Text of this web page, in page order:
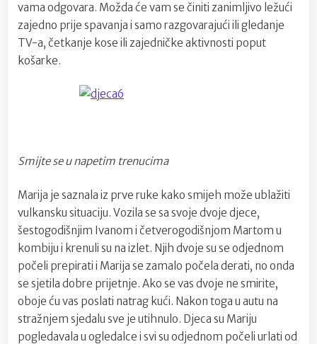
vama odgovara. Možda će vam se činiti zanimljivo ležući
zajedno prije spavanja i samo razgovarajući ili gledanje
TV-a, četkanje kose ili zajedničke aktivnosti poput
košarke.
Smijte se u napetim trenucima
Marija je saznala iz prve ruke kako smijeh može ublažiti
vulkansku situaciju. Vozila se sa svoje dvoje djece,
šestogodišnjim Ivanom i četverogodišnjom Martom u
kombiju i krenuli su na izlet. Njih dvoje su se odjednom
počeli prepirati i Marija se zamalo počela derati, no onda
se sjetila dobre prijetnje. Ako se vas dvoje ne smirite,
oboje ću vas poslati natrag kući. Nakon toga u autu na
stražnjem sjedalu sve je utihnulo. Djeca su Mariju
pogledavala u ogledalce i svi su odjednom počeli urlati od